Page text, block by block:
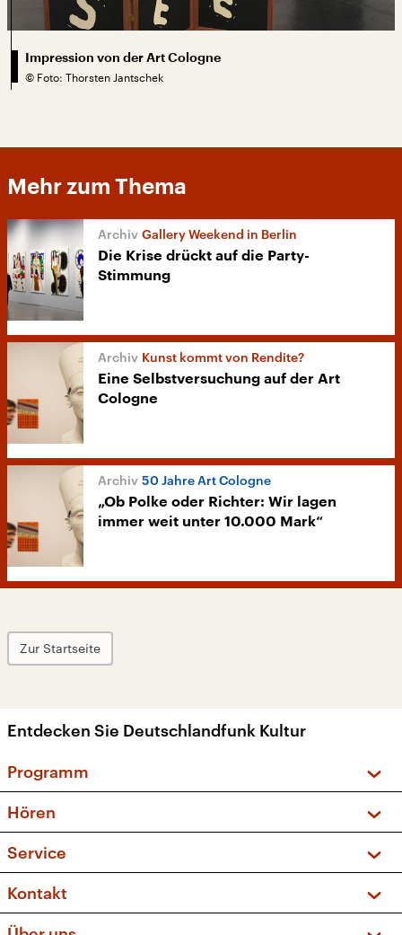
Impression von der Art Cologne
© Foto: Thorsten Jantschek
Mehr zum Thema
Gallery Weekend in Berlin
Die Krise drückt auf die Party-
Stimmung
Kunst kommt von Rendite?
Eine Selbstversuchung auf der Art
Cologne
50 Jahre Art Cologne
„Ob Polke oder Richter: Wir lagen
immer weit unter 10.000 Mark“
Zur Startseite
Entdecken Sie Deutschlandfunk Kultur
Programm
Sendungen und Podcasts
Musikliste
Kakadu – Das Kinderprogramm
Hören
Frequenzen (UKW + DAB+)
Service
FAQ
Apps
Kontakt